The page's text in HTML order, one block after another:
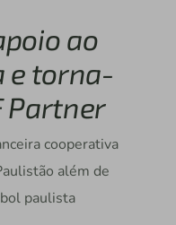
ao
e torna-
Partner
cooperativa
além de
paulista